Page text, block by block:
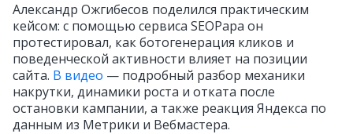
Александр Ожгибесов поделился практическим
кейсом: с помощью сервиса SEOPapa он
протестировал, как ботогенерация кликов и
поведенческой активности влияет на позиции
сайта. В видео — подробный разбор механики
накрутки, динамики роста и отката после
остановки кампании, а также реакция Яндекса по
данным из Метрики и Вебмастера.